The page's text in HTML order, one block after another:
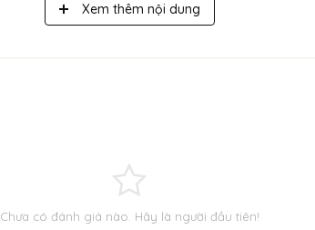
Xem thêm nội dung
Chưa có đánh giá nào. Hãy là người đầu tiên!